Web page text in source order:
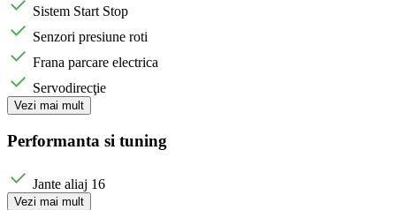
Sistem Start Stop
Senzori presiune roti
Frana parcare electrica
Servodirecţie
Vezi mai mult
Performanta si tuning
Jante aliaj 16
Vezi mai mult